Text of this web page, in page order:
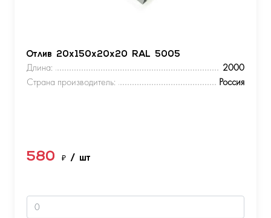
Отлив 20х150х20х20 RAL 5005
Длина:
2000
Страна производитель:
Россия
580 ₽ / шт